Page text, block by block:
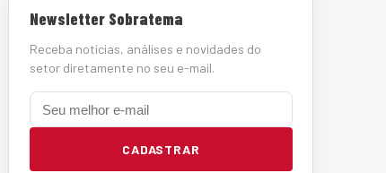
Newsletter Sobratema
Receba notícias, análises e novidades do
setor diretamente no seu e-mail.
E-mail
CADASTRAR